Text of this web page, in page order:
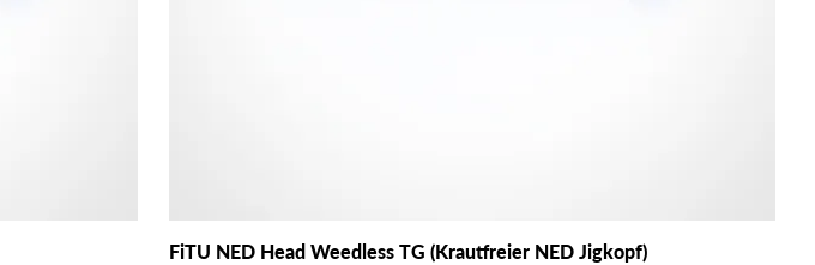
FiTU NED Head Weedless TG (Krautfreier NED Jigkopf)